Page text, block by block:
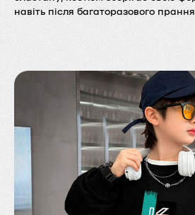
навіть після багаторазового прання.